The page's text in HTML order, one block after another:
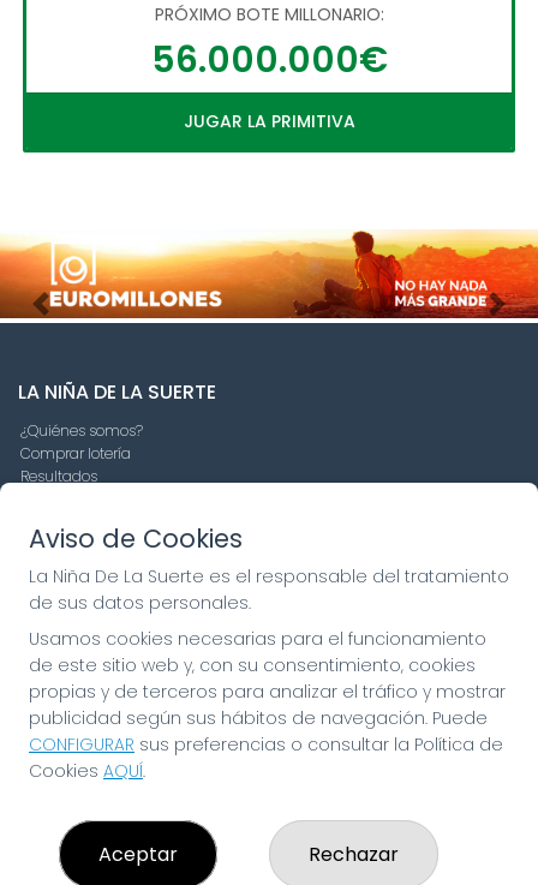
PRÓXIMO BOTE MILLONARIO:
56.000.000€
JUGAR LA PRIMITIVA
Imagen anterior
LA NIÑA DE LA SUERTE
¿Quiénes somos?
Comprar lotería
Resultados
Compra en SELAE
Peñas
Boletos digitales
Acceso
Registro
CONTACTO
ADMINISTRACION DE LOTERIAS: 19-FUENLABRADA -
RECEPTOR OFICIAL: 97910
916429571
CASTILLA LA NUEVA, 12
Fuenlabrada, 28941
Aviso de Cookies
La Niña De La Suerte es el responsable del tratamiento
de sus datos personales.
Usamos cookies necesarias para el funcionamiento
de este sitio web y, con su consentimiento, cookies
propias y de terceros para analizar el tráfico y mostrar
publicidad según sus hábitos de navegación. Puede
CONFIGURAR sus preferencias o consultar la Política de
Cookies AQUÍ.
Aceptar Rechazar